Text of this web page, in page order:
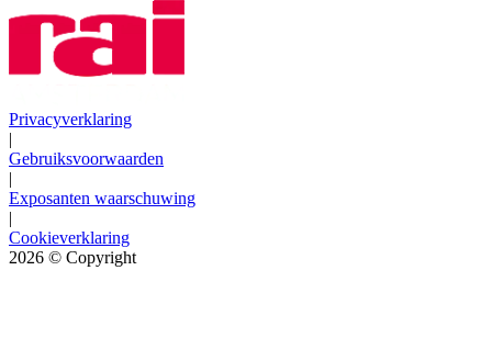
Privacyverklaring
|
Gebruiksvoorwaarden
|
Exposanten waarschuwing
|
Cookieverklaring
2026 © Copyright